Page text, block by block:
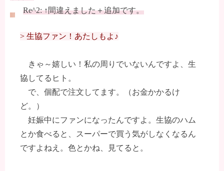
Re^2: ↑間違えました＋追加です。
> 生協ファン！あたしもよ♪
きゃ～嬉しい！私の周りでいないんですよ、生
協してるヒト。
で、個配で注文してます。（お金かかるけ
ど。）
妊娠中にファンになったんですよ。生協のハム
とか食べると、スーパーで買う気がしなくなるん
ですよねえ。色とかね、見てると。